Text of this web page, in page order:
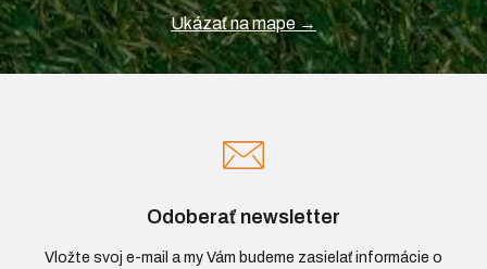
Ukázať na mape →
Odoberať newsletter
Vložte svoj e-mail a my Vám budeme zasielať informácie o